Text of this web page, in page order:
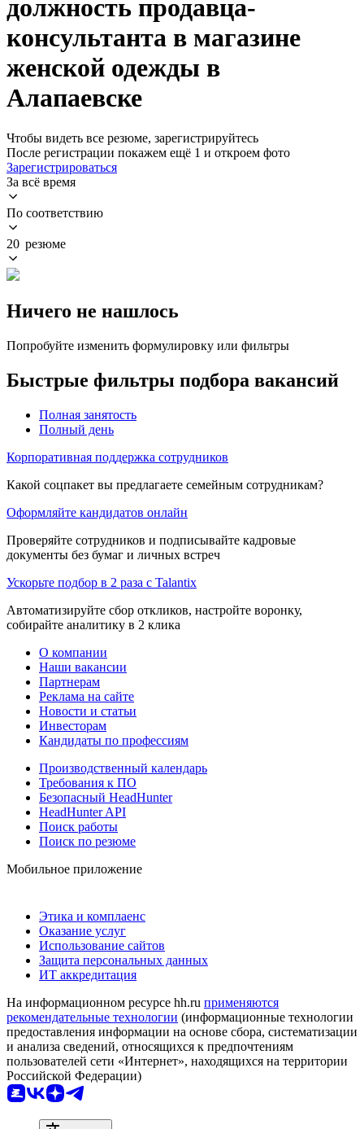
должность продавца-
консультанта в магазине
женской одежды в
Алапаевске
Чтобы видеть все резюме, зарегистрируйтесь
После регистрации покажем ещё 1 и откроем фото
Зарегистрироваться
За всё время
По соответствию
20 резюме
Ничего не нашлось
Попробуйте изменить формулировку или фильтры
Быстрые фильтры подбора вакансий
Полная занятость
Полный день
Корпоративная поддержка сотрудников
Какой соцпакет вы предлагаете семейным сотрудникам?
Оформляйте кандидатов онлайн
Проверяйте сотрудников и подписывайте кадровые
документы без бумаг и личных встреч
Ускорьте подбор в 2 раза с Talantix
Автоматизируйте сбор откликов, настройте воронку,
собирайте аналитику в 2 клика
О компании
Наши вакансии
Партнерам
Реклама на сайте
Новости и статьи
Инвесторам
Кандидаты по профессиям
Производственный календарь
Требования к ПО
Безопасный HeadHunter
HeadHunter API
Поиск работы
Поиск по резюме
Мобильное приложение
Этика и комплаенс
Оказание услуг
Использование сайтов
Защита персональных данных
ИТ аккредитация
На информационном ресурсе hh.ru применяются
рекомендательные технологии (информационные технологии
предоставления информации на основе сбора, систематизации
и анализа сведений, относящихся к предпочтениям
пользователей сети «Интернет», находящихся на территории
Российской Федерации)